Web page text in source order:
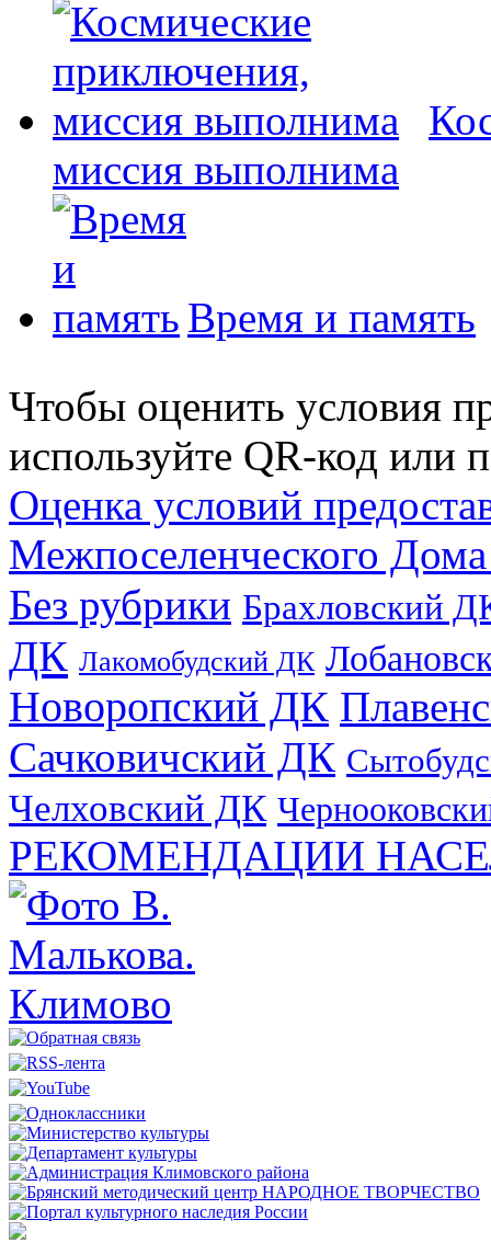
миссия выполнима
Время и память
Чтобы оценить условия
используйте QR-код или
Оценка условий
Межпоселенческого
Без рубрики Брахловский
ДК Лакомобудский ДК
Новоропский ДК
Сачковичский ДК
Челховский ДК
РЕКОМЕНДАЦИИ